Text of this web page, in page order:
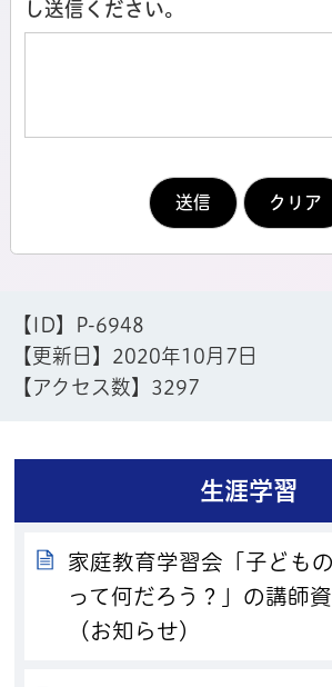
し送信ください。
【ID】
P-6948
【更新日】 2020年10月7日
【アクセス数】 3297
生涯学習
家庭教育学習会「子ども
って何だろう？」の講師
（お知らせ）